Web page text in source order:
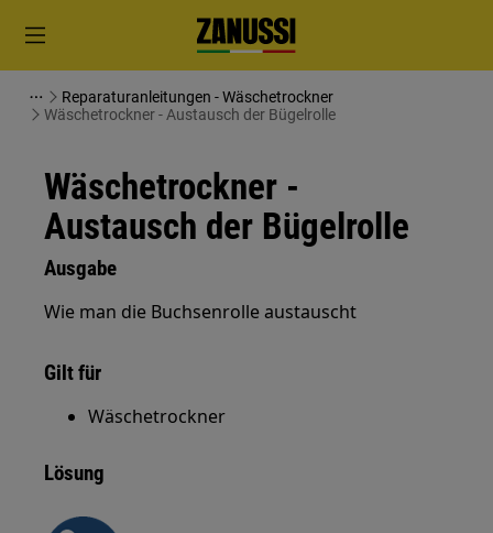
Reparaturanleitungen - Wäschetrockner
Wäschetrockner - Austausch der Bügelrolle
Wäschetrockner -
Austausch der Bügelrolle
Ausgabe
Wie man die Buchsenrolle austauscht
Gilt für
Wäschetrockner
Lösung